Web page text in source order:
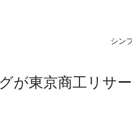
シン
が東京商工リサ